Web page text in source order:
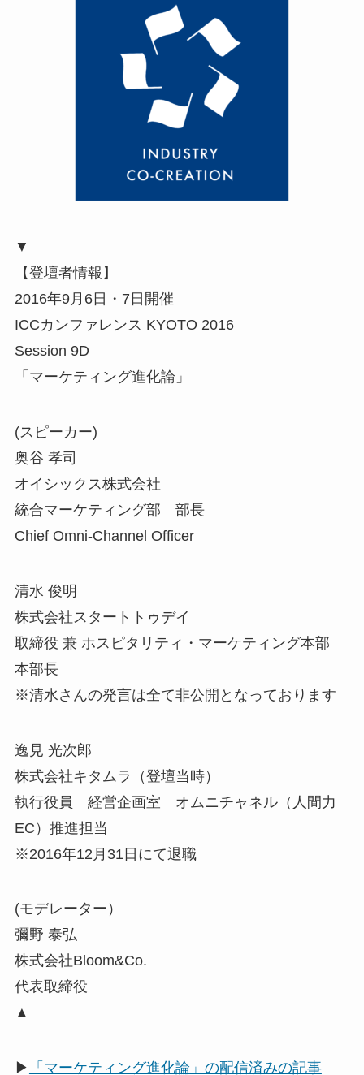
▼
【登壇者情報】
2016年9月6日・7日開催
ICCカンファレンス KYOTO 2016
Session 9D
「マーケティング進化論」
(スピーカー)
奥谷 孝司
オイシックス株式会社
統合マーケティング部 部長
Chief Omni-Channel Officer
清水 俊明
株式会社スタートトゥデイ
取締役 兼 ホスピタリティ・マーケティング本部
本部長
※清水さんの発言は全て非公開となっております
逸見 光次郎
株式会社キタムラ（登壇当時）
執行役員 経営企画室 オムニチャネル（人間力
EC）推進担当
※2016年12月31日にて退職
(モデレーター）
彌野 泰弘
株式会社Bloom&Co.
代表取締役
▲
▶ 「マーケティング進化論」の配信済みの記事